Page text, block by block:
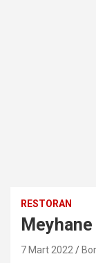
RESTORAN
Meyhane
7 Mart 2022